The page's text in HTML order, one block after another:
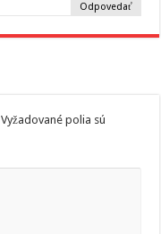
Odpovedať
Vyžadované polia sú